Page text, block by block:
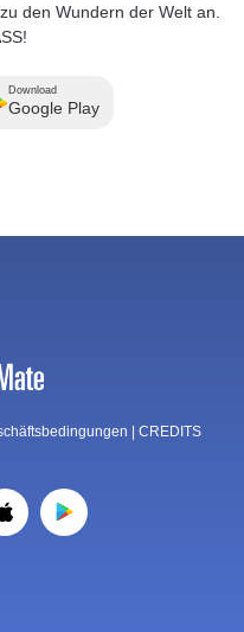
den Wundern der Welt an.
Download
Google Play
CREDITS